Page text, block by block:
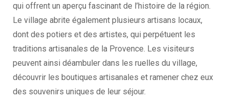
qui offrent un aperçu fascinant de l’histoire de la région.
Le village abrite également plusieurs artisans locaux,
dont des potiers et des artistes, qui perpétuent les
traditions artisanales de la Provence. Les visiteurs
peuvent ainsi déambuler dans les ruelles du village,
découvrir les boutiques artisanales et ramener chez eux
des souvenirs uniques de leur séjour.